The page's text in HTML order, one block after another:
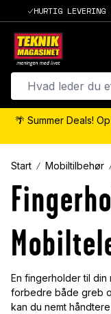
HURTIG
🌴 Summer Deals!
Start Mobiltilbehør
En fingerholder til
forbedre både greb
kan du nemt